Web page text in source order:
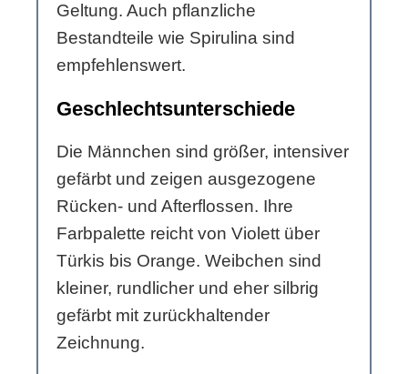
Geltung. Auch pflanzliche
Bestandteile wie Spirulina sind
empfehlenswert.
Geschlechtsunterschiede
Die Männchen sind größer, intensiver
gefärbt und zeigen ausgezogene
Rücken- und Afterflossen. Ihre
Farbpalette reicht von Violett über
Türkis bis Orange. Weibchen sind
kleiner, rundlicher und eher silbrig
gefärbt mit zurückhaltender
Zeichnung.